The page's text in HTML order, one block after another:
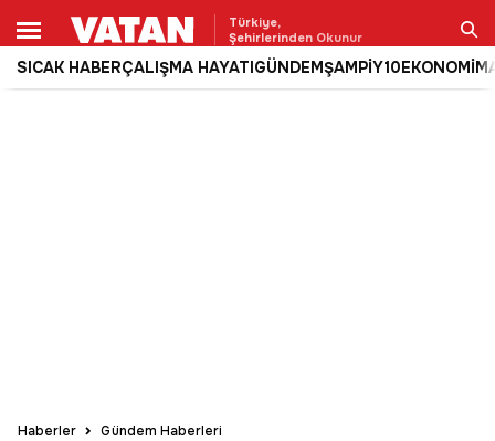
Türkiye,
Şehirlerinden Okunur
SICAK HABERÇALIŞMA HAYATIGÜNDEMŞAMPİY10EKONOMİ
Ara
Haberler Gündem Haberleri